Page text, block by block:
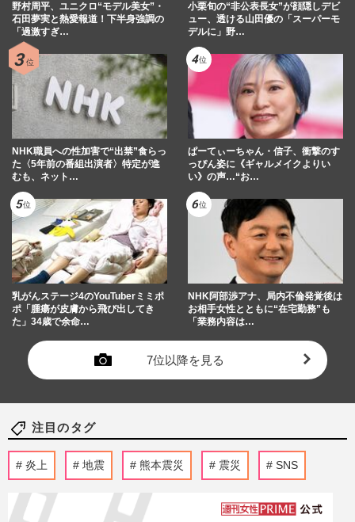
野村周平、ユニクロ“モデル美女”・
石田夢実と熱愛報道！下半身強調の
「過激すぎ…
小栗旬の“非公表長女”が顔隠しデビ
ュー、透ける山田優の「スーパーモ
デルに」野…
NHK職員への性加害で“出禁”食らっ
た〈5年前の番組出演者〉特定が進
むも、ネット…
ぱーてぃーちゃん・信子、衝撃のす
っぴん姿に《ギャルメイクよりい
い》の声…“お…
乳がんステージ4のYouTuberミミポ
ポ「腫瘍が皮膚から飛び出してき
た」34歳で余命…
NHK阿部渉アナ、局内不倫発覚後は
お相手女性とともに“在宅勤務”も
「業務内容は…
7位以降を見る
注目のタグ
炎上 地震 熊本震災 震災 SNS